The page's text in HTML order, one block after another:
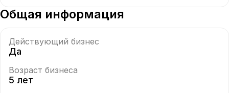
Общая информация
Действующий бизнес
Да
Возраст бизнеса
5 лет